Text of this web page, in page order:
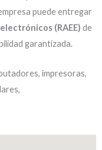
puede entregar
(RAEE) de
garantizada.
impresoras,